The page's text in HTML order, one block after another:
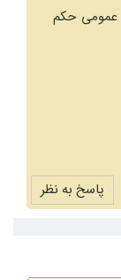
عمومی حکم
پاسخ به نظر